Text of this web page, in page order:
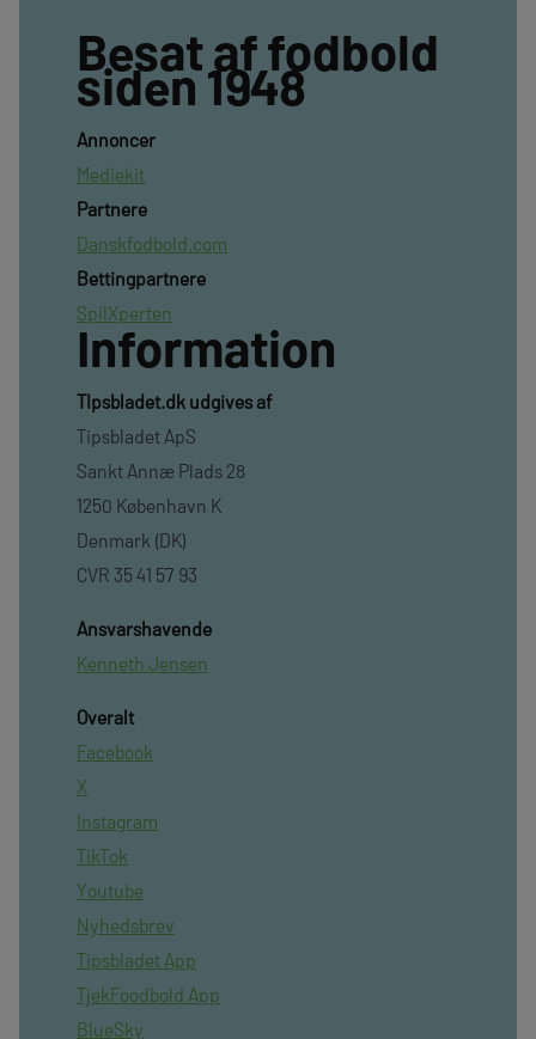
Besat af fodbold
siden 1948
Annoncer
Mediekit
Partnere
Danskfodbold.com
Bettingpartnere
SpilXperten
Information
TIpsbladet.dk udgives af
Tipsbladet ApS
Sankt Annæ Plads 28
1250 København K
Denmark (DK)
CVR 35 41 57 93
Ansvarshavende
Kenneth Jensen
Overalt
Facebook
X
Instagram
TikTok
Youtube
Nyhedsbrev
Tipsbladet App
TjekFoodbold App
BlueSky